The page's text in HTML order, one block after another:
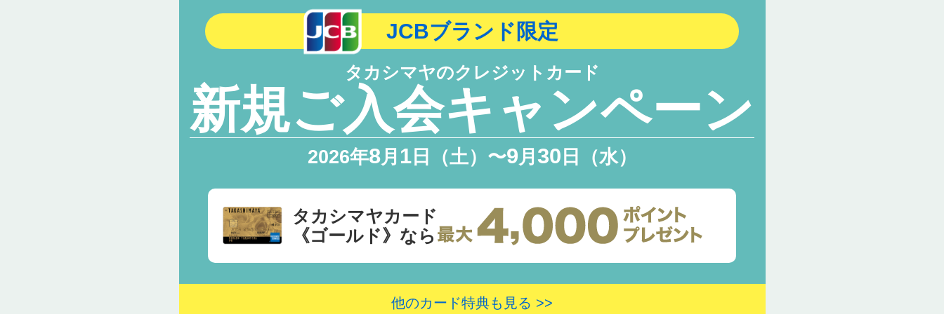
JCBブランド限定
タカシマヤのクレジットカード
新規ご入会キャンペーン
2026年8月 1日（土）〜9月 30 日（水）
タカシマヤカード
《ゴールド》なら
他のカード特典も見る >>